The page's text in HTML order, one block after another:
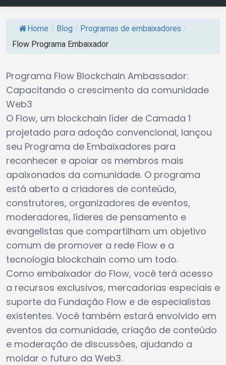
Home / Blog / Programas de embaixadores /
Flow Programa Embaixador
Programa Flow Blockchain Ambassador:
Capacitando o crescimento da comunidade
Web3
O Flow, um blockchain líder de Camada 1
projetado para adoção convencional, lançou
seu Programa de Embaixadores para
reconhecer e apoiar os membros mais
apaixonados da comunidade. O programa
está aberto a criadores de conteúdo,
construtores, organizadores de eventos,
moderadores, líderes de pensamento e
evangelistas que compartilham um objetivo
comum de promover a rede Flow e a
tecnologia blockchain como um todo.
Como embaixador do Flow, você terá acesso
a recursos exclusivos, mercadorias especiais e
suporte da Fundação Flow e de especialistas
existentes. Você também estará envolvido em
eventos da comunidade, criação de conteúdo
e moderação de discussões, ajudando a
moldar o futuro da Web3.